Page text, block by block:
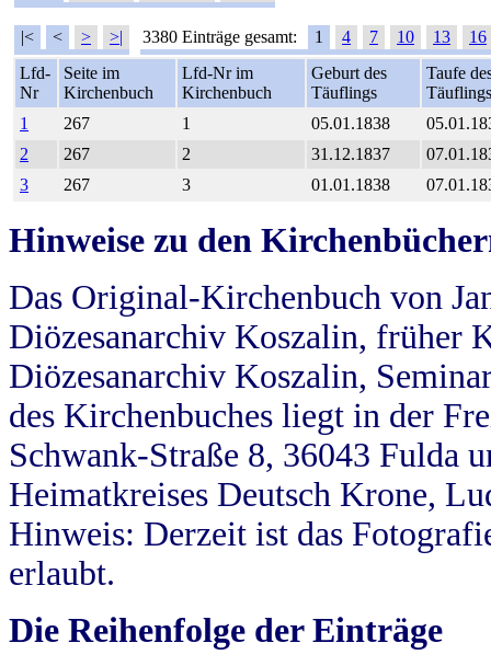
|< < > >| 3380 Einträge gesamt: 1 4 7 10 13
16
Lfd-
Nr
Seite im
Kirchenbuch
Lfd-Nr im
Kirchenbuch
Geburt des
Täuflings
Taufe
Täuflings
1
267 1 05.01.1838
2
267 2 31.12.1837
3
267 3 01.01.1838
Hinweise zu den
Das Original-Kirchenbuch von
Diözesanarchiv Koszalin, früher
Diözesanarchiv Koszalin,
des Kirchenbuches liegt in der
Schwank-Straße 8, 36043 Fulda
Heimatkreises Deutsch Krone,
Hinweis: Derzeit ist das
erlaubt.
Die Reihenfolge der Einträge